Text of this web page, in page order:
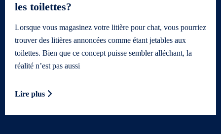
les toilettes?
Lorsque vous magasinez votre litière pour chat, vous pourriez
trouver des litières annoncées comme étant jetables aux
toilettes. Bien que ce concept puisse sembler alléchant, la
réalité n’est pas aussi
Lire plus